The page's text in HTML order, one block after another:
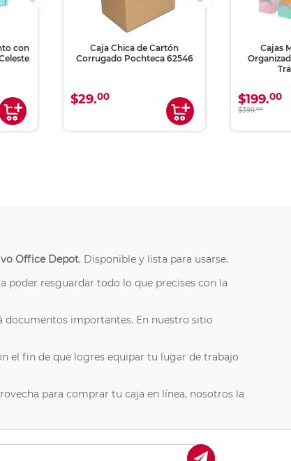
con
Caja Chica de Cartón
Corrugado Pochteca 62546
$29.00
Cajas
$199.00
$399.00
Office Depot. Disponible y lista para usarse.
poder resguardar todo lo que precises con la
documentos importantes. En nuestro sitio
el fin de que logres equipar tu lugar de trabajo
para comprar tu caja en línea, nosotros la